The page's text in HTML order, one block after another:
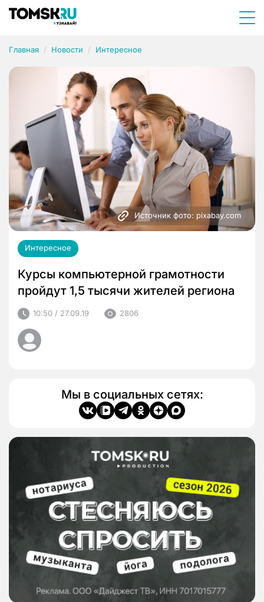
Главная Новости Интересное
Источник фото: pixabay.com
Интересное
Курсы компьютерной грамотности
пройдут 1,5 тысячи жителей региона
10:50 / 27.09.19 2806
Мы в социальных сетях: